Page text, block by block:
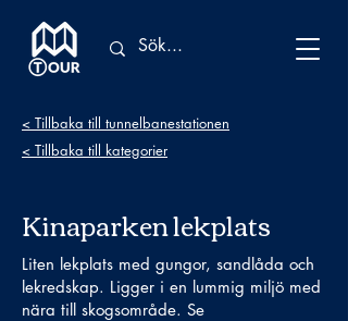
< Tillbaka till tunnelbanestationen
< Tillbaka till kategorier
Kinaparken lekplats
Liten lekplats med gungor, sandlåda och
lekredskap. Ligger i en lummig miljö med
nära till skogsområde. Se